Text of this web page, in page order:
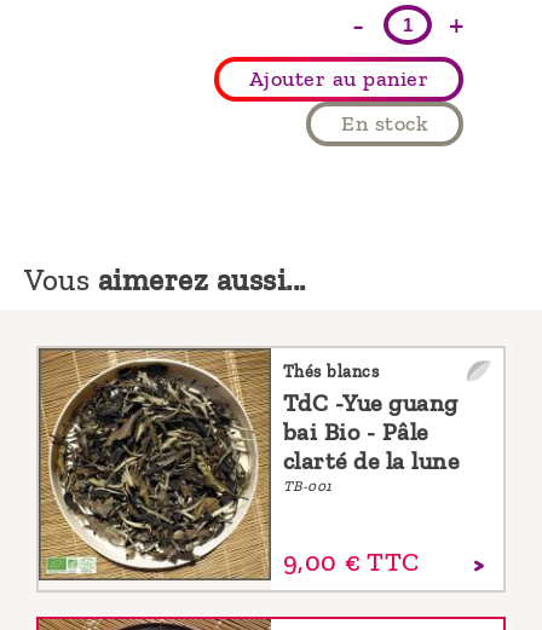
- +
Ajouter au panier
En stock
Vous aimerez aussi...
Thés blancs
TdC -Yue guang
bai Bio - Pâle
clarté de la lune
TB-001
9,00 € TTC